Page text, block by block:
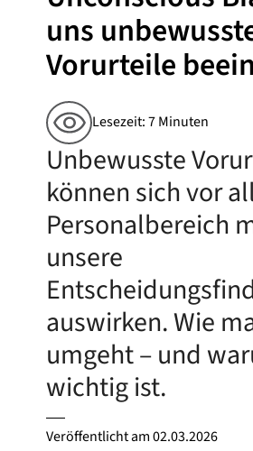
uns
Vorurteile
Lesezeit: 7 Minuten
Unbewusste
können sich vor
Personalbereich
unsere
auswirken. Wie
umgeht – und
wichtig ist.
Veröffentlicht am02.03.2026